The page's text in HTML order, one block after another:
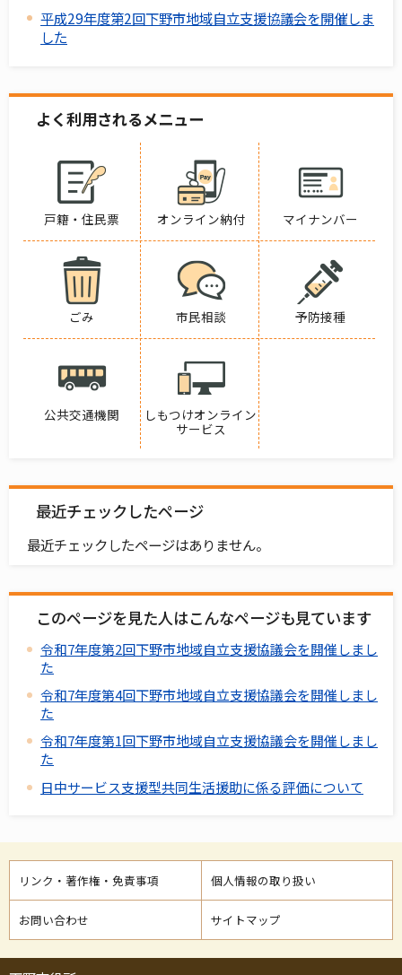
平成29年度第2回下野市地域自立支援協議会を開催しま
した
よく利用されるメニュー
戸籍・住民票 オンライン納付 マイナンバー
ごみ 市民相談 予防接種
公共交通機関
しもつけオンライン
サービス
最近チェックしたページ
最近チェックしたページはありません。
このページを見た人はこんなページも見ています
令和7年度第2回下野市地域自立支援協議会を開催しまし
た
令和7年度第4回下野市地域自立支援協議会を開催しまし
た
令和7年度第1回下野市地域自立支援協議会を開催しまし
た
日中サービス支援型共同生活援助に係る評価について
リンク・著作権・免責事項 個人情報の取り扱い
お問い合わせ サイトマップ